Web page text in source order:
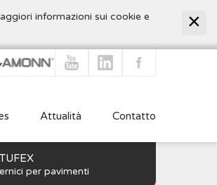
informazioni sui cookie e
Attualità Contatto
per pavimenti